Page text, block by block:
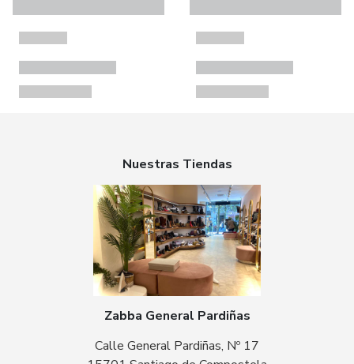
Nuestras Tiendas
Zabba General Pardiñas
Calle General Pardiñas, Nº 17